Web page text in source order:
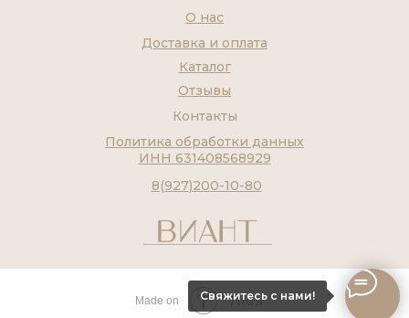
Свяжитесь с нами!
Контакты
8(927)200-10-80
Каталог
О нас
Доставка и оплата
Отзывы
Политика обработки данных
ИНН 631408568929
Made on Tilda